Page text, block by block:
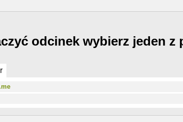
odcinek wybierz jeden z